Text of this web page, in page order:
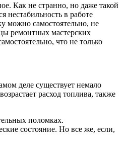
Как не странно, но даже такой
нестабильность в работе
можно самостоятельно, не
ремонтных мастерских
что не только
деле существует немало
расход топлива, также
поломках.
состояние. Но все же, если,